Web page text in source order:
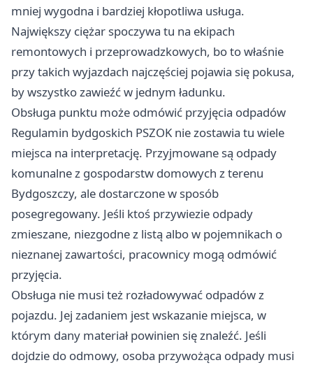
mniej wygodna i bardziej kłopotliwa usługa.
Największy ciężar spoczywa tu na ekipach
remontowych i przeprowadzkowych, bo to właśnie
przy takich wyjazdach najczęściej pojawia się pokusa,
by wszystko zawieźć w jednym ładunku.
Obsługa punktu może odmówić przyjęcia odpadów
Regulamin bydgoskich PSZOK nie zostawia tu wiele
miejsca na interpretację. Przyjmowane są odpady
komunalne z gospodarstw domowych z terenu
Bydgoszczy, ale dostarczone w sposób
posegregowany. Jeśli ktoś przywiezie odpady
zmieszane, niezgodne z listą albo w pojemnikach o
nieznanej zawartości, pracownicy mogą odmówić
przyjęcia.
Obsługa nie musi też rozładowywać odpadów z
pojazdu. Jej zadaniem jest wskazanie miejsca, w
którym dany materiał powinien się znaleźć. Jeśli
dojdzie do odmowy, osoba przywożąca odpady musi